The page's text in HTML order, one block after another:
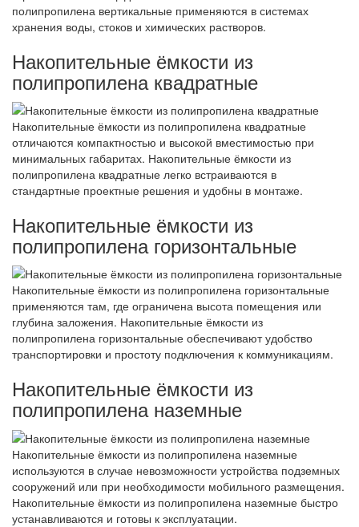
полипропилена вертикальные применяются в системах
хранения воды, стоков и химических растворов.
Накопительные ёмкости из
полипропилена квадратные
Накопительные ёмкости из полипропилена квадратные
отличаются компактностью и высокой вместимостью при
минимальных габаритах. Накопительные ёмкости из
полипропилена квадратные легко встраиваются в
стандартные проектные решения и удобны в монтаже.
Накопительные ёмкости из
полипропилена горизонтальные
Накопительные ёмкости из полипропилена горизонтальные
применяются там, где ограничена высота помещения или
глубина заложения. Накопительные ёмкости из
полипропилена горизонтальные обеспечивают удобство
транспортировки и простоту подключения к коммуникациям.
Накопительные ёмкости из
полипропилена наземные
Накопительные ёмкости из полипропилена наземные
используются в случае невозможности устройства подземных
сооружений или при необходимости мобильного размещения.
Накопительные ёмкости из полипропилена наземные быстро
устанавливаются и готовы к эксплуатации.